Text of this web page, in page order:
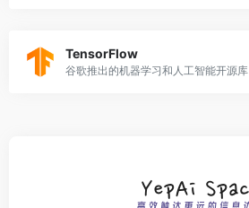
TensorFlow
谷歌推出的机器学习和人工智能开源库